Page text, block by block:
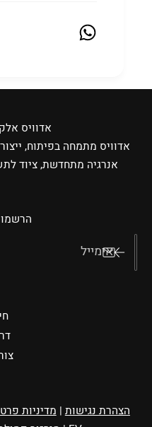
אדוויס
אדוויס מתמחה בפיתוח,
אנרגיה מתחדשת, ציוד
הרשמו
אימייל
הצהרת נגישות|מדיניות